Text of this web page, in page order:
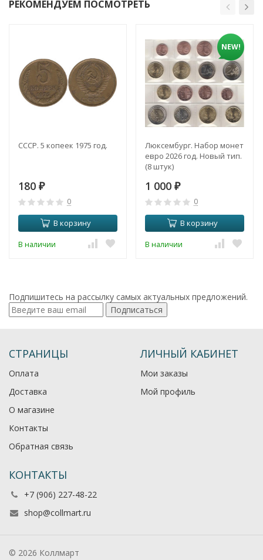
РЕКОМЕНДУЕМ ПОСМОТРЕТЬ
СССР. 5 копеек 1975 год.
180 ₽
0
В корзину
В наличии
NEW!
Люксембург. Набор монет
евро 2026 год. Новый тип.
(8 штук)
1 000 ₽
0
В корзину
В наличии
Подпишитесь на рассылку самых актуальных предложений.
Подписаться
СТРАНИЦЫ
Оплата
Доставка
О магазине
Контакты
Обратная связь
ЛИЧНЫЙ КАБИНЕТ
Мои заказы
Мой профиль
КОНТАКТЫ
+7 (906) 227-48-22
shop@collmart.ru
© 2026 Коллмарт